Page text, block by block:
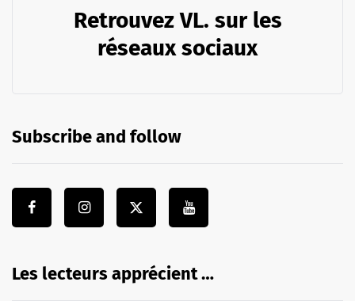
Retrouvez VL. sur les
réseaux sociaux
Subscribe and follow
Les lecteurs apprécient …